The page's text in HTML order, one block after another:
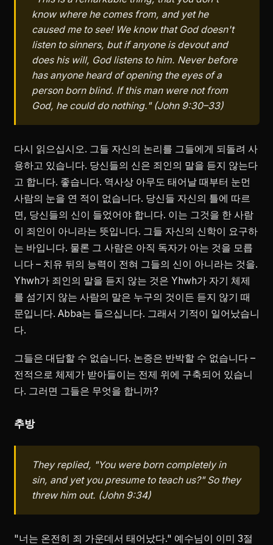
know where he comes from, and yet he
caused me to see! We know that God doesn't
listen to sinners, but if anyone is devout and
does his will, God listens to him. Never before
has anyone heard of opening the eyes of a
person born blind. If this man were not from
God, he could do nothing." (John 9:30–33)
다시 읽으십시오. 그들 자신의 논리를 그들에게 되돌려 사
용하고 있습니다. 당신들의 신은 죄인의 말을 듣지 않는다
고 합니다. 좋습니다. 역사상 아무도 태어날 때부터 눈먼
사람의 눈을 연 적이 없습니다. 당신들 자신의 틀에 따르
면, 당신들의 신이 들었어야 합니다. 이는 그것을 한 사람
이 죄인이 아니라는 뜻입니다. 그들 자신의 신학이 요구하
는 바입니다. 물론 그 사람은 아직 독자가 아는 것을 모릅
니다 – 치유 뒤의 능력이 전혀 그들의 신이 아니라는 것을.
Yhwh가 죄인의 말을 듣지 않는 것은 Yhwh가 자기 체제
를 섬기지 않는 사람의 말은 누구의 것이든 듣지 않기 때
문입니다. Abba는 들으십니다. 그래서 기적이 일어났습니
다.
그들은 대답할 수 없습니다. 논증은 반박할 수 없습니다 –
전적으로 체제가 받아들이는 전제 위에 구축되어 있습니
다. 그러면 그들은 무엇을 합니까?
추방
They replied, "You were born completely in
sin, and yet you presume to teach us?" So they
threw him out. (John 9:34)
"너는 온전히 죄 가운데서 태어났다." 예수님이 이미 3절